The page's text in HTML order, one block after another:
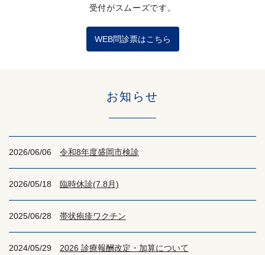
受付がスムーズです。
WEB問診票はこちら
お知らせ
2026/06/06 令和8年度盛岡市検診
2026/05/18 臨時休診(7.8月)
2025/06/28 帯状疱疹ワクチン
2024/05/29 2026 診療報酬改定・加算について